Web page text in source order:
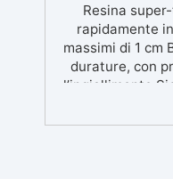
Resina
rapidamente
massimi di 1 cm
durature, con
l’ingiallimento
senza solventi e
Italia Facile